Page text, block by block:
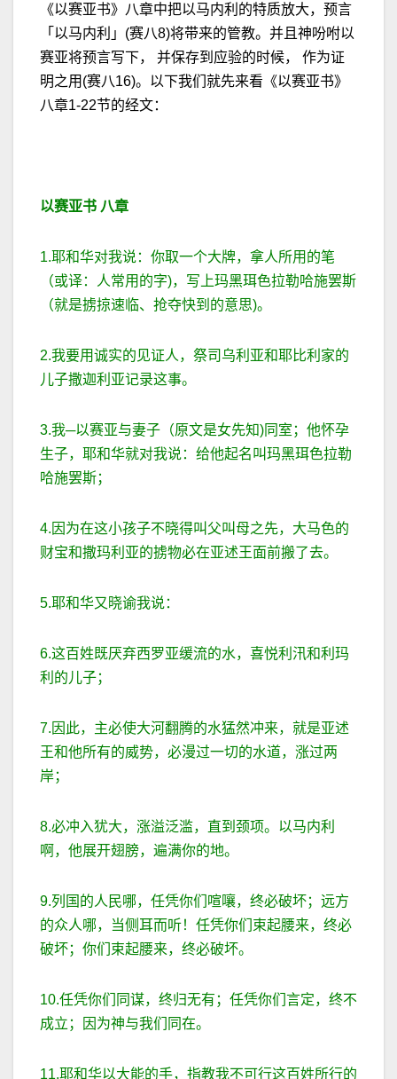
《以赛亚书》八章中把以马内利的特质放大，预言
「以马内利」(赛八8)将带来的管教。并且神吩咐以
赛亚将预言写下， 并保存到应验的时候， 作为证
明之用(赛八16)。以下我们就先来看《以赛亚书》
八章1-22节的经文：
以赛亚书 八章
1.耶和华对我说：你取一个大牌，拿人所用的笔
（或译：人常用的字)，写上玛黑珥色拉勒哈施罢斯
（就是掳掠速临、抢夺快到的意思)。
2.我要用诚实的见证人，祭司乌利亚和耶比利家的
儿子撒迦利亚记录这事。
3.我─以赛亚与妻子（原文是女先知)同室；他怀孕
生子，耶和华就对我说：给他起名叫玛黑珥色拉勒
哈施罢斯；
4.因为在这小孩子不晓得叫父叫母之先，大马色的
财宝和撒玛利亚的掳物必在亚述王面前搬了去。
5.耶和华又晓谕我说：
6.这百姓既厌弃西罗亚缓流的水，喜悦利汛和利玛
利的儿子；
7.因此，主必使大河翻腾的水猛然冲来，就是亚述
王和他所有的威势，必漫过一切的水道，涨过两
岸；
8.必冲入犹大，涨溢泛滥，直到颈项。以马内利
啊，他展开翅膀，遍满你的地。
9.列国的人民哪，任凭你们喧嚷，终必破坏；远方
的众人哪，当侧耳而听！任凭你们束起腰来，终必
破坏；你们束起腰来，终必破坏。
10.任凭你们同谋，终归无有；任凭你们言定，终不
成立；因为神与我们同在。
11.耶和华以大能的手，指教我不可行这百姓所行的